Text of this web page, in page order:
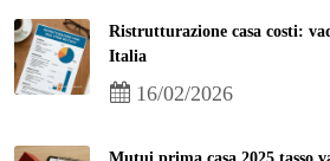
Ristrutturazione casa costi:
Italia
16/02/2026